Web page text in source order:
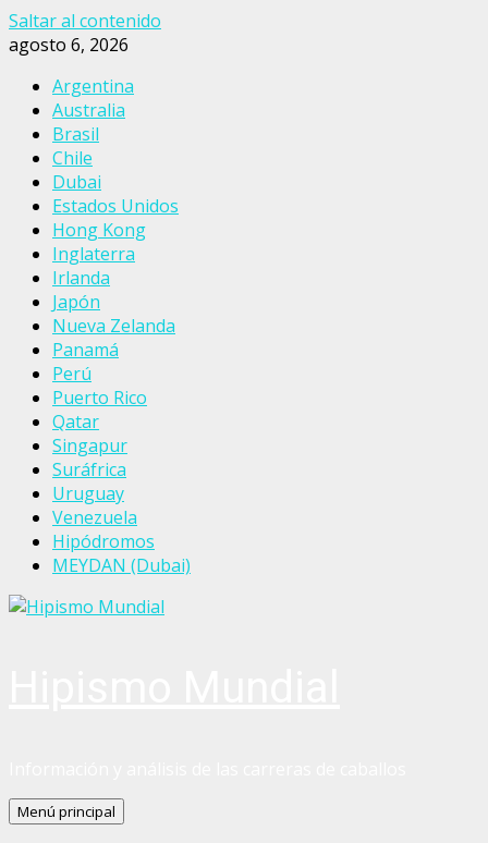
Saltar al contenido
agosto 6, 2026
Argentina
Australia
Brasil
Chile
Dubai
Estados Unidos
Hong Kong
Inglaterra
Irlanda
Japón
Nueva Zelanda
Panamá
Perú
Puerto Rico
Qatar
Singapur
Suráfrica
Uruguay
Venezuela
Hipódromos
MEYDAN (Dubai)
Menú principal